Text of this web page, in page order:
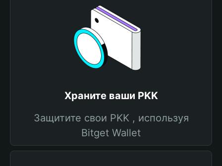
Храните ваши PKK
Защитите свои PKK , используя
Bitget Wallet